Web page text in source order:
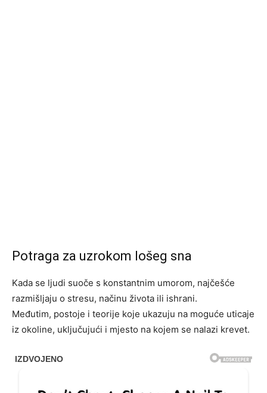
Potraga za uzrokom lošeg sna
Kada se ljudi suoče s konstantnim umorom, najčešće
razmišljaju o stresu, načinu života ili ishrani.
Međutim, postoje i teorije koje ukazuju na moguće uticaje
iz okoline, uključujući i mjesto na kojem se nalazi krevet.